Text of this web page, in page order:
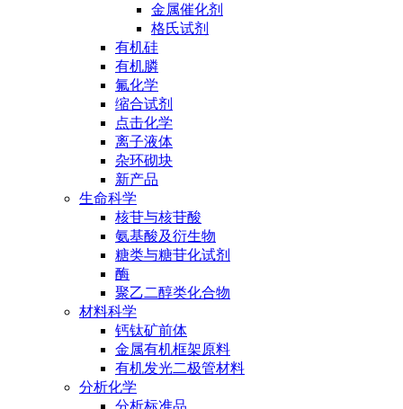
金属催化剂
格氏试剂
有机硅
有机膦
氟化学
缩合试剂
点击化学
离子液体
杂环砌块
新产品
生命科学
核苷与核苷酸
氨基酸及衍生物
糖类与糖苷化试剂
酶
聚乙二醇类化合物
材料科学
钙钛矿前体
金属有机框架原料
有机发光二极管材料
分析化学